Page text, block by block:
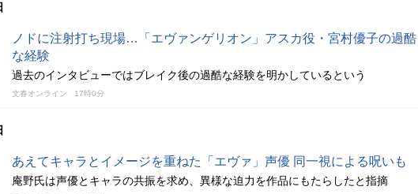
ノドに注射打ち現場…「エヴァンゲリオン」アスカ役・宮村優子の過酷
な経験
過去のインタビューではブレイク後の過酷な経験を明かしているという
文春オンライン 17時0分
あえてキャラとイメージを重ねた「エヴァ」声優 同一視による呪いも
庵野氏は声優とキャラの共振を求め、異様な迫力を作品にもたらしたと指摘